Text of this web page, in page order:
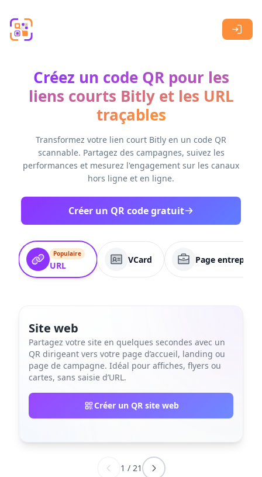
Créez un code QR pour les
liens courts Bitly et les URL
traçables
Transformez votre lien court Bitly en un code QR
scannable. Partagez des campagnes, suivez les
performances et mesurez l'engagement sur les canaux
hors ligne et en ligne.
Créer un QR code gratuit
Populaire
URL
VCard Page entreprise
Site web
Partagez votre site en quelques secondes avec un
QR dirigeant vers votre page d’accueil, landing ou
page de campagne. Idéal pour affiches, flyers ou
cartes, sans saisie d’URL.
Créer un QR site web
1 / 21